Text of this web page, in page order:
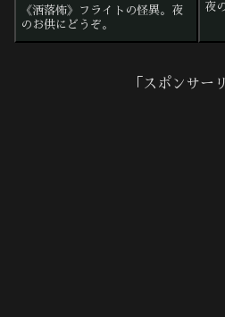
《洒落怖》フライトの怪異。夜
のお供にどうぞ。
夜
「スポンサー